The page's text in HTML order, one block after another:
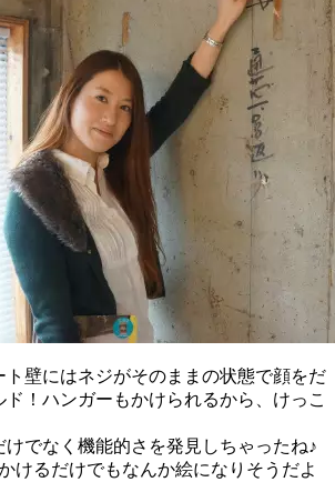
ト壁にはネジがそのままの状態で顔をだ
ド！ハンガーもかけられるから、けっこ
けでなく機能的さを発見しちゃったね♪
けるだけでもなんか絵になりそうだよ